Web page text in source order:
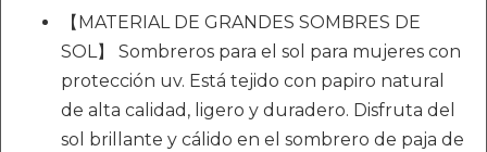
【MATERIAL DE GRANDES SOMBRES DE
SOL】 Sombreros para el sol para mujeres con
protección uv. Está tejido con papiro natural
de alta calidad, ligero y duradero. Disfruta del
sol brillante y cálido en el sombrero de paja de